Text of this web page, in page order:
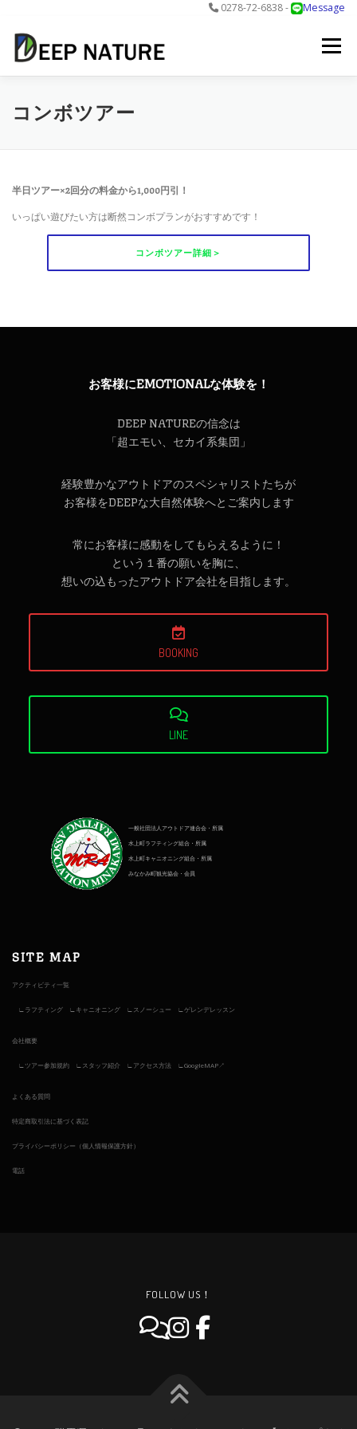
0278-72-6838 -
Message
メニュー
アクティビティ
コンボツアー
半日ツアー×2回分の料金から1,000円引！
いっぱい遊びたい方は断然コンボプランがおすすめです！
コンボツアー詳細＞
お客様にEMOTIONALな体験を！
DEEP NATUREの信念は
「超エモい、セカイ系集団」
経験豊かなアウトドアのスペシャリストたちが
お客様をDEEPな大自然体験へとご案内します
常にお客様に感動をしてもらえるように！
という１番の願いを胸に、
想いの込もったアウトドア会社を目指します。
BOOKING
LINE
一般社団法人アウトドア連合会・所属
水上町ラフティング組合・所属
水上町キャニオニング組合・所属
みなかみ町観光協会・会員
SITE MAP
アクティビティ一覧
ラフティング キャニオニング スノーシュー ゲレンデレッスン
会社概要
ツアー参加規約 スタッフ紹介 アクセス方法 GoogleMAP↗︎
よくある質問
特定商取引法に基づく表記
プライバシーポリシー（個人情報保護方針）
電話
FOLLOW US！